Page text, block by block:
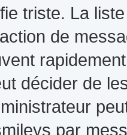
triste. La
de
décider de
par